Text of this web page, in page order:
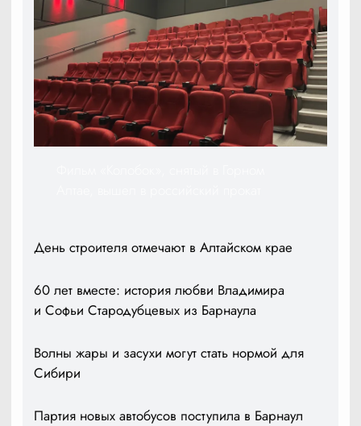
День строителя отмечают в Алтайском крае
60 лет вместе: история любви Владимира
и Софьи Стародубцевых из Барнаула
Волны жары и засухи могут стать нормой для
Сибири
Партия новых автобусов поступила в Барнаул